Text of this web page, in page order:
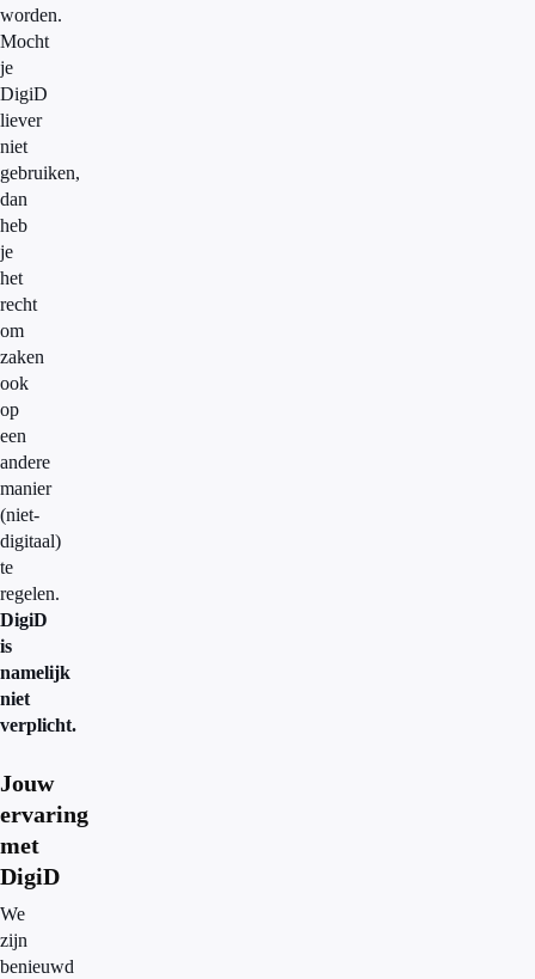
worden.
Mocht
je
DigiD
liever
niet
gebruiken,
dan
heb
je
het
recht
om
zaken
ook
op
een
andere
manier
(niet-
digitaal)
te
regelen.
DigiD
is
namelijk
niet
verplicht.
Jouw
ervaring
met
DigiD
We
zijn
benieuwd